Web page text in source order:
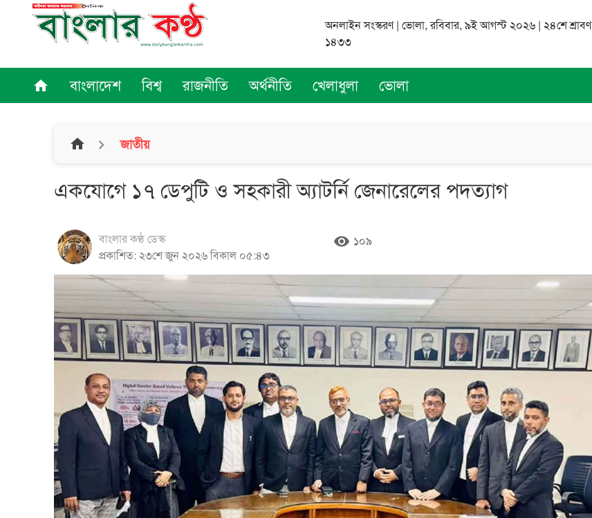
অনলাইন সংস্করণ | ভোলা, রবিবার, ৯ই আগস্ট ২০২৬ | ২৪শে শ্রাবণ
১৪৩৩
home বাংলাদেশ বিশ্ব রাজনীতি অর্থনীতি খেলাধুলা ভোলা
home জাতীয়
একযোগে ১৭ ডেপুটি ও সহকারী অ্যাটর্নি জেনারেলের পদত্যাগ
বাংলার কণ্ঠ ডেস্ক
প্রকাশিত: ২৩শে জুন ২০২৬ বিকাল ০৫:৪৩
remove_red_eye ১০৯